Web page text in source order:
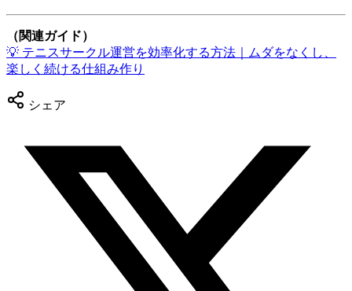
（関連ガイド）
💡 テニスサークル運営を効率化する方法｜ムダをなくし、
楽しく続ける仕組み作り
シェア